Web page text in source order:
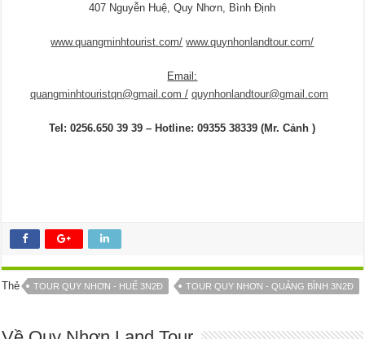
407 Nguyễn Huệ, Quy Nhơn, Bình Định
www.quangminhtourist.com/ www.quynhonlandtour.com/
Email:
quangminhtouristqn@gmail.com / quynhonlandtour@gmail.com
Tel : 0256.650 39 39 – Hotline:09355 38339(Mr. Cảnh )
Thẻ TOUR QUY NHƠN - HUẾ 3N2Đ TOUR QUY NHƠN - QUẢNG BÌNH 3N2Đ